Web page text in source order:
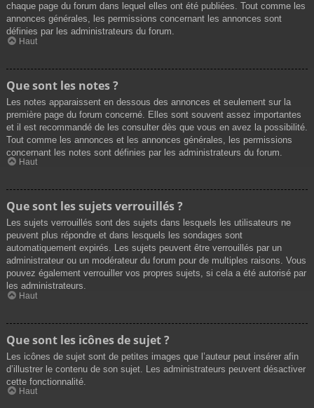
chaque page du forum dans lequel elles ont été publiées. Tout comme les
annonces générales, les permissions concernant les annonces sont
définies par les administrateurs du forum.
Haut
Que sont les notes ?
Les notes apparaissent en dessous des annonces et seulement sur la
première page du forum concerné. Elles sont souvent assez importantes
et il est recommandé de les consulter dès que vous en avez la possibilité.
Tout comme les annonces et les annonces générales, les permissions
concernant les notes sont définies par les administrateurs du forum.
Haut
Que sont les sujets verrouillés ?
Les sujets verrouillés sont des sujets dans lesquels les utilisateurs ne
peuvent plus répondre et dans lesquels les sondages sont
automatiquement expirés. Les sujets peuvent être verrouillés par un
administrateur ou un modérateur du forum pour de multiples raisons. Vous
pouvez également verrouiller vos propres sujets, si cela a été autorisé par
les administrateurs.
Haut
Que sont les icônes de sujet ?
Les icônes de sujet sont de petites images que l’auteur peut insérer afin
d’illustrer le contenu de son sujet. Les administrateurs peuvent désactiver
cette fonctionnalité.
Haut